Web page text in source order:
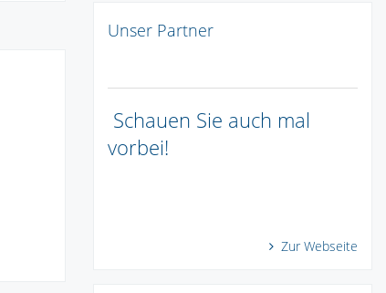
Unser Partner
Schauen Sie auch mal
vorbei!
Zur Webseite